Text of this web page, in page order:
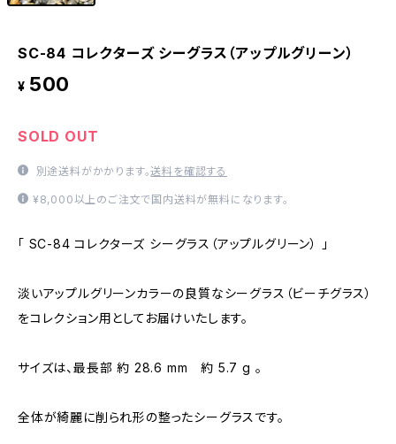
SC-84 コレクターズ シーグラス（アップルグリーン）
¥ 500
SOLD OUT
別途送料がかかります。送料を確認する
¥8,000以上のご注文で国内送料が無料になります。
「 SC-84 コレクターズ シーグラス（アップルグリーン） 」
淡いアップルグリーンカラーの良質なシーグラス（ビーチグラス）
をコレクション用としてお届けいたします。
サイズは、最長部 約 28.6 mm 約 5.7 g 。
全体が綺麗に削られ形の整ったシーグラスです。